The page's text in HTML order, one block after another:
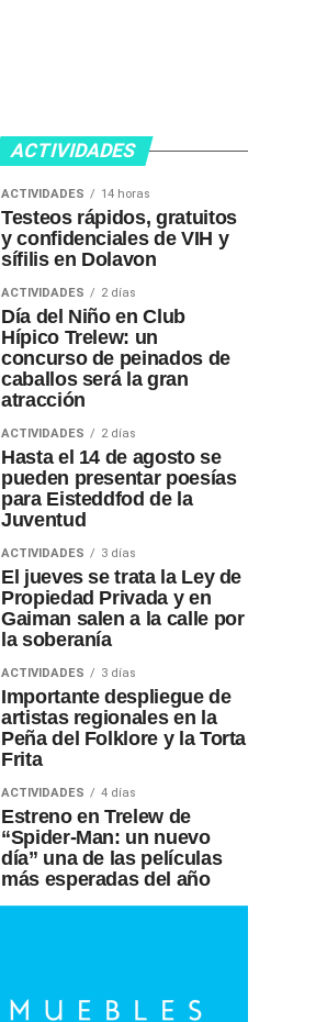
ACTIVIDADES
ACTIVIDADES 14 horas
Testeos rápidos, gratuitos
y confidenciales de VIH y
sífilis en Dolavon
ACTIVIDADES 2 días
Día del Niño en Club
Hípico Trelew: un
concurso de peinados de
caballos será la gran
atracción
ACTIVIDADES 2 días
Hasta el 14 de agosto se
pueden presentar poesías
para Eisteddfod de la
Juventud
ACTIVIDADES 3 días
El jueves se trata la Ley de
Propiedad Privada y en
Gaiman salen a la calle por
la soberanía
ACTIVIDADES 3 días
Importante despliegue de
artistas regionales en la
Peña del Folklore y la Torta
Frita
ACTIVIDADES 4 días
Estreno en Trelew de
“Spider-Man: un nuevo
día” una de las películas
más esperadas del año